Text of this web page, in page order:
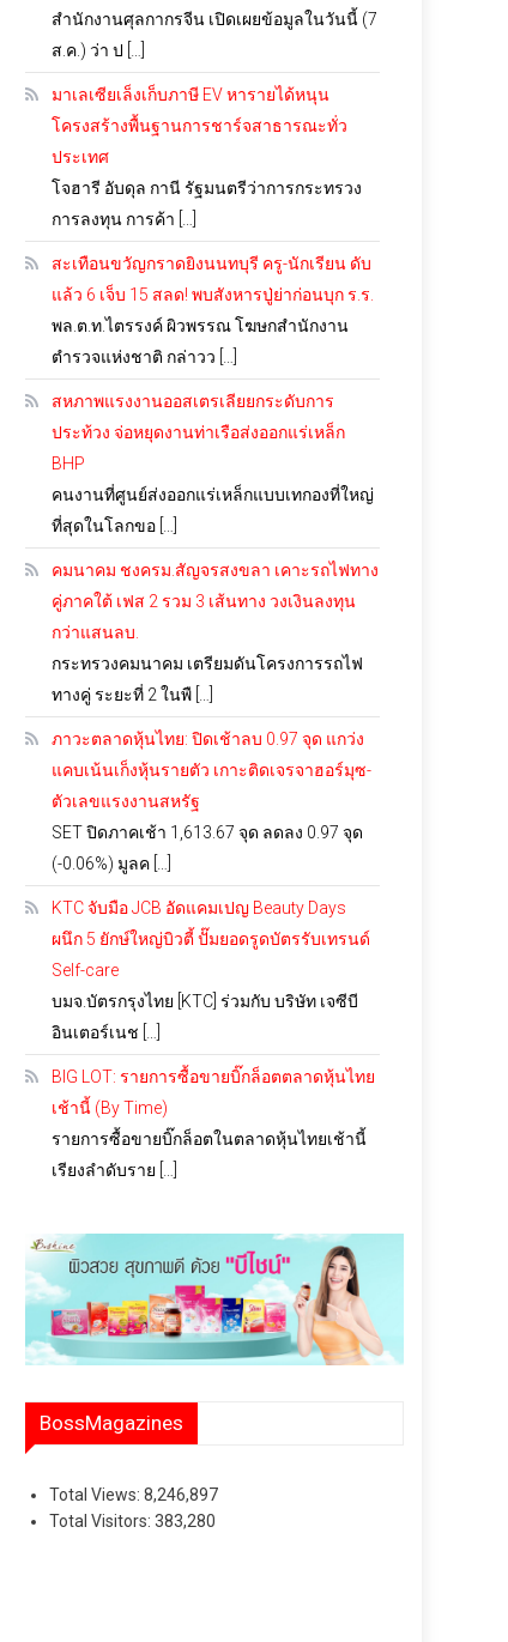
สำนักงานศุลกากรจีน เปิดเผยข้อมูลในวันนี้ (7
ส.ค.) ว่า ป […]
มาเลเซียเล็งเก็บภาษี EV หารายได้หนุน
โครงสร้างพื้นฐานการชาร์จสาธารณะทั่ว
ประเทศ
โจฮารี อับดุล กานี รัฐมนตรีว่าการกระทรวง
การลงทุน การค้า […]
สะเทือนขวัญกราดยิงนนทบุรี ครู-นักเรียน ดับ
แล้ว 6 เจ็บ 15 สลด! พบสังหารปู่ย่าก่อนบุก ร.ร.
พล.ต.ท.ไตรรงค์ ผิวพรรณ โฆษกสำนักงาน
ตำรวจแห่งชาติ กล่าวว […]
สหภาพแรงงานออสเตรเลียยกระดับการ
ประท้วง จ่อหยุดงานท่าเรือส่งออกแร่เหล็ก
BHP
คนงานที่ศูนย์ส่งออกแร่เหล็กแบบเทกองที่ใหญ่
ที่สุดในโลกขอ […]
คมนาคม ชงครม.สัญจรสงขลา เคาะรถไฟทาง
คู่ภาคใต้ เฟส 2 รวม 3 เส้นทาง วงเงินลงทุน
กว่าแสนลบ.
กระทรวงคมนาคม เตรียมดันโครงการรถไฟ
ทางคู่ ระยะที่ 2 ในพื […]
ภาวะตลาดหุ้นไทย: ปิดเช้าลบ 0.97 จุด แกว่ง
แคบเน้นเก็งหุ้นรายตัว เกาะติดเจรจาฮอร์มุซ-
ตัวเลขแรงงานสหรัฐ
SET ปิดภาคเช้า 1,613.67 จุด ลดลง 0.97 จุด
(-0.06%) มูลค […]
KTC จับมือ JCB อัดแคมเปญ Beauty Days
ผนึก 5 ยักษ์ใหญ่บิวตี้ ปั๊มยอดรูดบัตรรับเทรนด์
Self-care
บมจ.บัตรกรุงไทย [KTC] ร่วมกับ บริษัท เจซีบี
อินเตอร์เนช […]
BIG LOT: รายการซื้อขายบิ๊กล็อตตลาดหุ้นไทย
เช้านี้ (By Time)
รายการซื้อขายบิ๊กล็อตในตลาดหุ้นไทยเช้านี้
เรียงลำดับราย […]
BossMagazines
Total Views:8,246,897
Total Visitors:383,280